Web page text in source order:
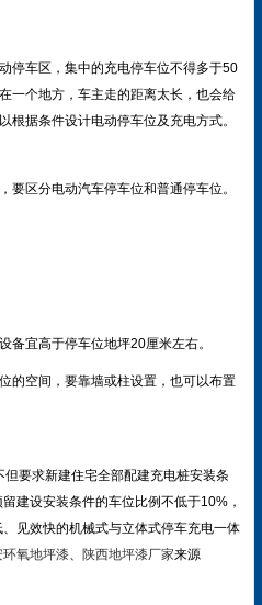
停车区，集中的充电停车位不得多于50
一个地方，车主走的距离太长，也会给
据条件设计电动停车位及充电方式。
区分电动汽车停车位和普通停车位。
备宜高于停车位地坪20厘米左右。
的空间，要靠墙或柱设置，也可以布置
要求新建住宅全部配建充电桩安装条
建设安装条件的车位比例不低于10%，
见效快的机械式与立体式停车充电一体
环氧地坪漆 陕西地坪漆厂家来源